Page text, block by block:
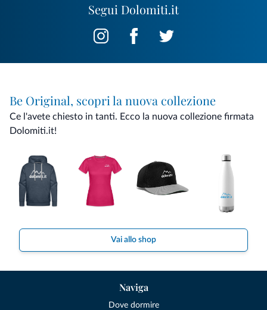
Segui Dolomiti.it
Be Original, scopri la nuova collezione
Ce l'avete chiesto in tanti. Ecco la nuova collezione firmata
Dolomiti.it!
Vai allo shop
Naviga
Dove dormire